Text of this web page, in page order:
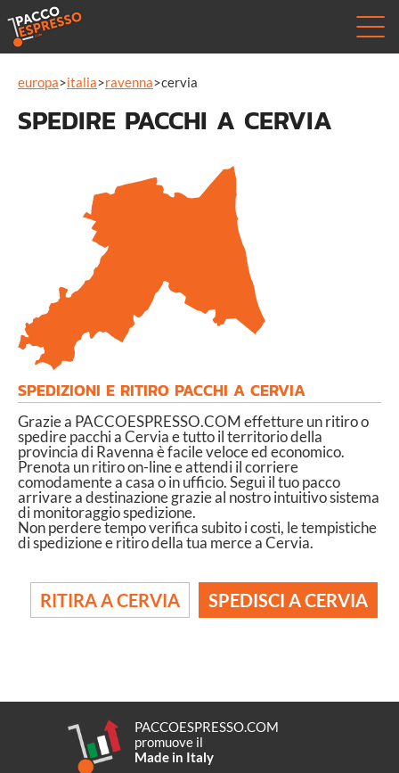
europa>italia>ravenna>cervia
SPEDIRE PACCHI A CERVIA
SPEDIZIONI E RITIRO PACCHI A CERVIA
Grazie a PACCOESPRESSO.COM effetture un ritiro o
spedire pacchi a Cervia e tutto il territorio della
provincia di Ravenna è facile veloce ed economico.
Prenota un ritiro on-line e attendi il corriere
comodamente a casa o in ufficio. Segui il tuo pacco
arrivare a destinazione grazie al nostro intuitivo sistema
di monitoraggio spedizione.
Non perdere tempo verifica subito i costi, le tempistiche
di spedizione e ritiro della tua merce a Cervia.
RITIRA A CERVIA SPEDISCI A CERVIA
PACCOESPRESSO.COM
promuove il
Made in Italy